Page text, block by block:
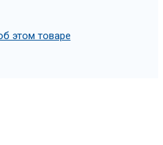
этом товаре